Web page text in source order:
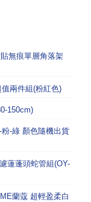
無痕單層角落架
兩件組(粉紅色)
150cm)
-綠 顏色隨機出貨
蓮蓬頭蛇管組(OY-
蘭蔻 超輕盈柔白